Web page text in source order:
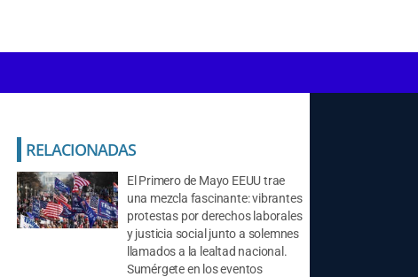
El Primero de Mayo EEUU trae
una mezcla fascinante: vibrantes
protestas por derechos laborales
y justicia social junto a solemnes
llamados a la lealtad nacional.
Sumérgete en los eventos
RELACIONADAS